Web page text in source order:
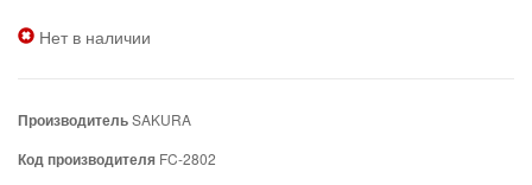
Нет в наличии
ПроизводительSAKURA
Код производителя FC-2802